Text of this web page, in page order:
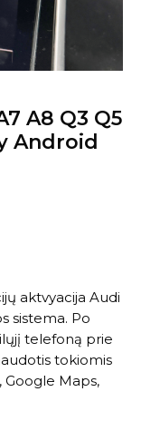
A8 Q3 Q5
Android
aktvyacija Audi
sistema. Po
telefoną prie
tokiomis
Google Maps,